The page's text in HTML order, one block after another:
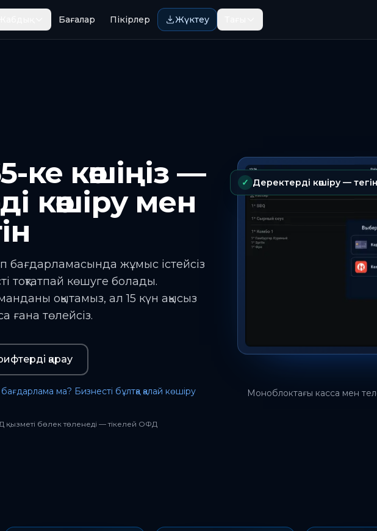
Бағалар Пікірлер Жүктеу
ке көшіңіз —
көшіру мен
бағдарламасында жұмыс істейсіз
тоқтатпай көшуге болады.
оқытамыз, ал 15 күн ақысыз
ғана төлейсіз.
қарау
ма? Бизнесті бұлтқа қалай көшіру
бөлек төленеді — тікелей ОФД
✓ Деректерді көшіру — тегін
Моноблоктағы касса мен